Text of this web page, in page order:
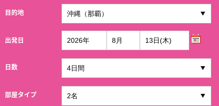
目的地
出発日
日数
部屋タイプ